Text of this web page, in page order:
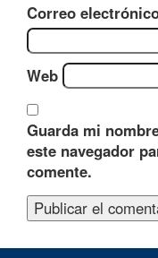
Correo
Web
Guarda mi
este navegador
comente.